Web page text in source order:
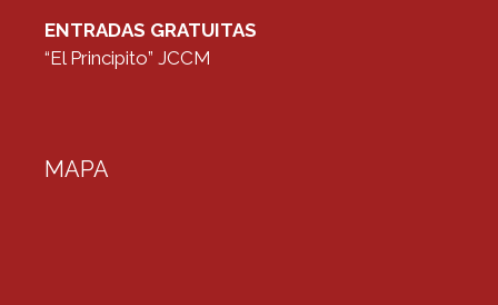
ENTRADAS GRATUITAS
“El Principito” JCCM
MAPA